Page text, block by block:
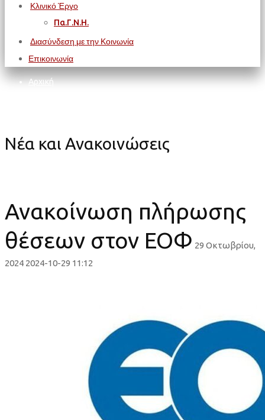
Κλινικό Έργο
Πα.Γ.Ν.Η.
Διασύνδεση με την Κοινωνία
Επικοινωνία
Αρχική
Νέα και Ανακοινώσεις
Ανακοίνωση πλήρωσης
θέσεων στον ΕΟΦ 29 Οκτωβρίου,
2024 2024-10-29 11:12